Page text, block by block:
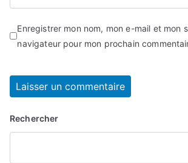
Enregistrer mon nom, mon e-mail et mon
navigateur pour mon prochain
Rechercher